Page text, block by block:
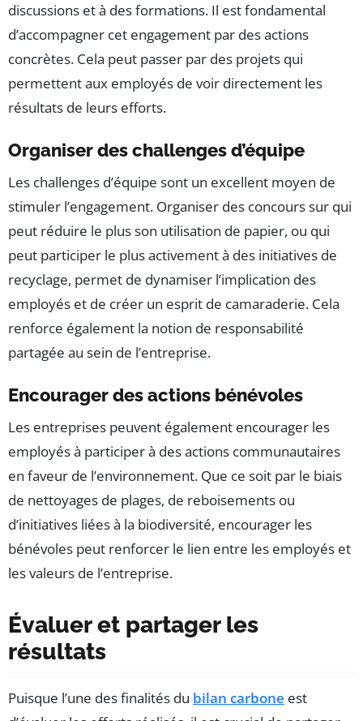
discussions et à des formations. Il est fondamental
d’accompagner cet engagement par des actions
concrètes. Cela peut passer par des projets qui
permettent aux employés de voir directement les
résultats de leurs efforts.
Organiser des challenges d’équipe
Les challenges d’équipe sont un excellent moyen de
stimuler l’engagement. Organiser des concours sur qui
peut réduire le plus son utilisation de papier, ou qui
peut participer le plus activement à des initiatives de
recyclage, permet de dynamiser l’implication des
employés et de créer un esprit de camaraderie. Cela
renforce également la notion de responsabilité
partagée au sein de l’entreprise.
Encourager des actions bénévoles
Les entreprises peuvent également encourager les
employés à participer à des actions communautaires
en faveur de l’environnement. Que ce soit par le biais
de nettoyages de plages, de reboisements ou
d’initiatives liées à la biodiversité, encourager les
bénévoles peut renforcer le lien entre les employés et
les valeurs de l’entreprise.
Évaluer et partager les
résultats
Puisque l’une des finalités du bilan carbone est